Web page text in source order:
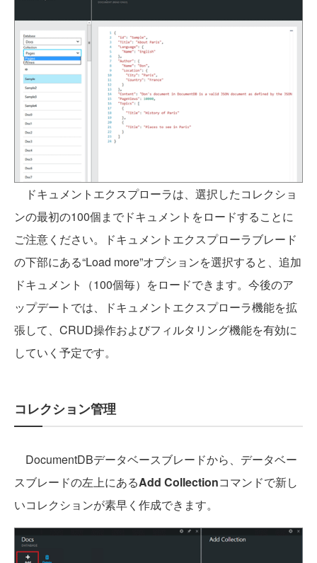
ドキュメントエクスプローラは、選択したコレクショ
ンの最初の100個までドキュメントをロードすることに
ご注意ください。ドキュメントエクスプローラブレード
の下部にある“Load more”オプションを選択すると、追加
ドキュメント（100個毎）をロードできます。今後のア
ップデートでは、ドキュメントエクスプローラ機能を拡
張して、CRUD操作およびフィルタリング機能を有効に
していく予定です。
コレクション管理
DocumentDBデータベースブレードから、データベー
スブレードの左上にあるAdd Collectionコマンドで新し
いコレクションが素早く作成できます。